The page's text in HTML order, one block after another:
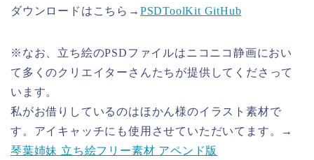
ダウンロードはこちら→ PSDToolKit GitHub
※なお、立ち絵のPSDファイルはニコニコ静画におい
て多くのクリエイターさんたちが提供してくださって
います。
私がお借りしているのはほかん様のイラスト素材で
す。アイキャッチにも使用させていただいてます。→
琴葉姉妹 立ち絵フリー素材 アペンド版